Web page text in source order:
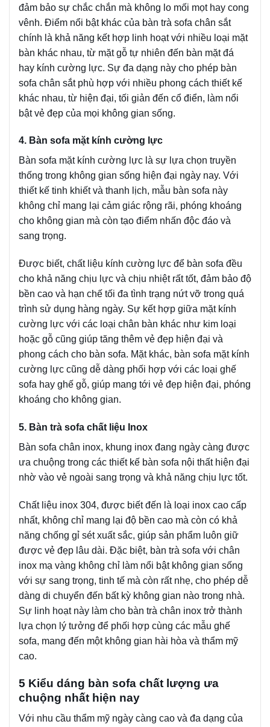
đảm bảo sự chắc chắn mà không lo mối mọt hay cong
vênh. Điểm nổi bật khác của bàn trà sofa chân sắt
chính là khả năng kết hợp linh hoạt với nhiều loại mặt
bàn khác nhau, từ mặt gỗ tự nhiên đến bàn mặt đá
hay kính cường lực. Sự đa dạng này cho phép bàn
sofa chân sắt phù hợp với nhiều phong cách thiết kế
khác nhau, từ hiện đại, tối giản đến cổ điển, làm nổi
bật vẻ đẹp của mọi không gian sống.
4. Bàn sofa mặt kính cường lực
Bàn sofa mặt kính cường lực là sự lựa chọn truyền
thống trong không gian sống hiện đại ngày nay. Với
thiết kế tinh khiết và thanh lịch, mẫu bàn sofa này
không chỉ mang lại cảm giác rộng rãi, phóng khoáng
cho không gian mà còn tạo điểm nhấn độc đáo và
sang trọng.
Được biết, chất liệu kính cường lực để bàn sofa đều
cho khả năng chịu lực và chịu nhiệt rất tốt, đảm bảo độ
bền cao và hạn chế tối đa tình trạng nứt vỡ trong quá
trình sử dụng hàng ngày. Sự kết hợp giữa mặt kính
cường lực với các loại chân bàn khác như kim loại
hoặc gỗ cũng giúp tăng thêm vẻ đẹp hiện đại và
phong cách cho bàn sofa. Mặt khác, bàn sofa mặt kính
cường lực cũng dễ dàng phối hợp với các loại ghế
sofa hay ghế gỗ, giúp mang tới vẻ đẹp hiện đại, phóng
khoáng cho không gian.
5. Bàn trà sofa chất liệu Inox
Bàn sofa chân inox, khung inox đang ngày càng được
ưa chuộng trong các thiết kế bàn sofa nội thất hiện đại
nhờ vào vẻ ngoài sang trọng và khả năng chịu lực tốt.
Chất liệu inox 304, được biết đến là loại inox cao cấp
nhất, không chỉ mang lại độ bền cao mà còn có khả
năng chống gỉ sét xuất sắc, giúp sản phẩm luôn giữ
được vẻ đẹp lâu dài. Đặc biệt, bàn trà sofa với chân
inox mạ vàng không chỉ làm nổi bật không gian sống
với sự sang trọng, tinh tế mà còn rất nhẹ, cho phép dễ
dàng di chuyển đến bất kỳ không gian nào trong nhà.
Sự linh hoạt này làm cho bàn trà chân inox trở thành
lựa chọn lý tưởng để phối hợp cùng các mẫu ghế
sofa, mang đến một không gian hài hòa và thẩm mỹ
cao.
5 Kiểu dáng bàn sofa chất lượng ưa
chuộng nhất hiện nay
Với nhu cầu thẩm mỹ ngày càng cao và đa dạng của